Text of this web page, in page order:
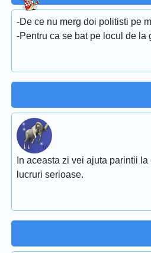
-De ce nu merg doi politisti pe
-Pentru ca se bat pe locul de la
In aceasta zi vei ajuta parintii
lucruri serioase.